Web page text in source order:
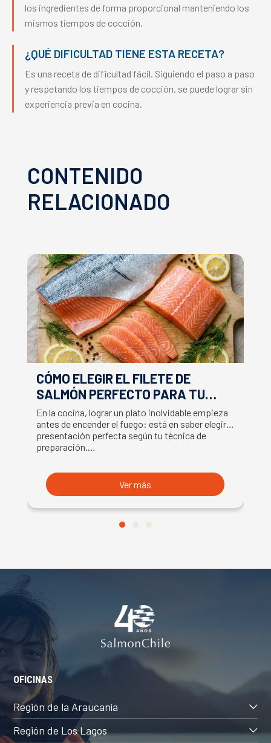
los ingredientes de forma proporcional manteniendo los
mismos tiempos de cocción.
¿QUÉ DIFICULTAD TIENE ESTA RECETA?
Es una receta de dificultad fácil. Siguiendo el paso a paso
y respetando los tiempos de cocción, se puede lograr sin
experiencia previa en cocina.
CONTENIDO
RELACIONADO
CÓMO ELEGIR EL FILETE DE
SALMÓN PERFECTO PARA TU
RECETA
En la cocina, lograr un plato inolvidable empieza
antes de encender el fuego: está en saber elegir la
presentación perfecta según tu técnica de
preparación.…
Ver más
OFICINAS
Región de la Araucanía
Región de Los Lagos